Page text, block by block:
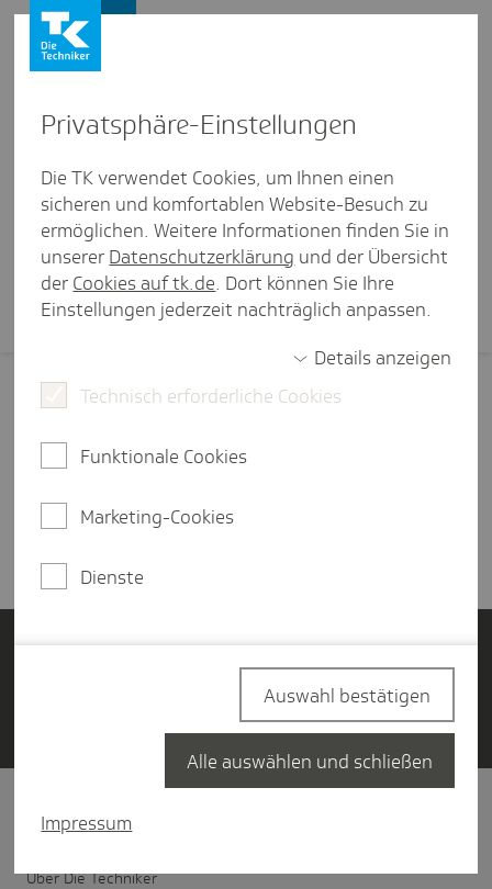
Medi­zi­ni­sche Inhalte und spezi­
elle TK-Ange­bote
Nutzungs- und Teilnahmebedingungen
Nutzungs- und Teilnahmebedingungen
Login Bewerbungsportal
Unter­nehmen
Über Die Techniker
Privat­sphäre-Einstel­lungen
Die TK verwendet Cookies, um Ihnen einen
sicheren und komfortablen Website-Besuch zu
ermöglichen. Weitere Informationen finden Sie in
unserer Datenschutzerklärung und der Übersicht
der Cookies auf tk.de. Dort können Sie Ihre
Einstellungen jederzeit nachträglich anpassen.
Details anzeigen
Technisch erforderliche Cookies
Funktionale Cookies
Marketing-Cookies
Dienste
Impressum
Auswahl bestätigen
Alle auswählen und schließen